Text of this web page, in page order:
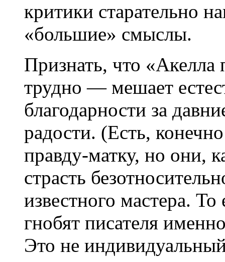
критики старательно
«большие» смыслы.
Признать, что
трудно — мешает
благодарности за
радости. (Есть,
правду-матку, но они,
страсть
известного мастера.
гнобят писателя
Это не